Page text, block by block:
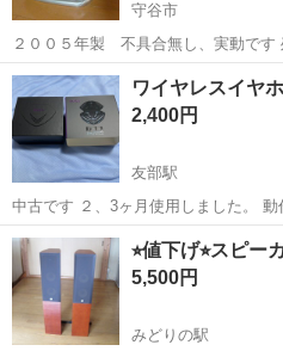
守谷市
２００５年製 不具合無し、実動です
ので 状態は悪くありません 説明書、
茨城 守谷市 オーディオ
ワイヤレスイヤ
2,400円
友部駅
中古です ２、3ヶ月使用しました。
茨城 笠間市 友部駅 オーデ
⭐︎値下げ⭐︎スピ
5,500円
みどりの駅